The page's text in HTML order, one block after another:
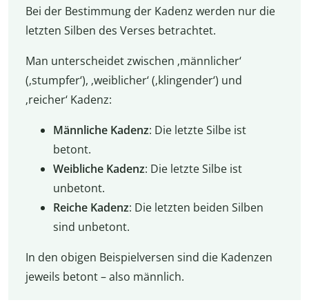
Bei der Bestimmung der Kadenz werden nur die
letzten Silben des Verses betrachtet.
Man unterscheidet zwischen ‚männlicher‘
(‚stumpfer‘), ‚weiblicher‘ (‚klingender‘) und
‚reicher‘ Kadenz:
Männliche Kadenz: Die letzte Silbe ist
betont.
Weibliche Kadenz: Die letzte Silbe ist
unbetont.
Reiche Kadenz: Die letzten beiden Silben
sind unbetont.
In den obigen Beispielversen sind die Kadenzen
jeweils betont – also männlich.